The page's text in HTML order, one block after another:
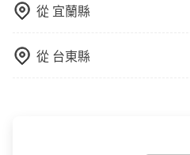
從 宜蘭縣
從 台東縣